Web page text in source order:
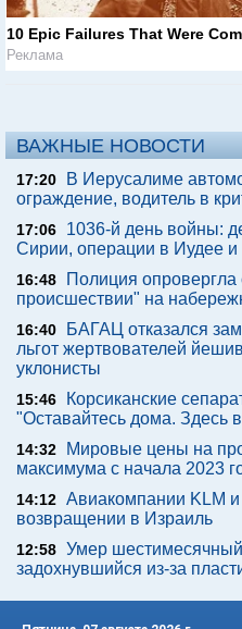
10 Epic Failures That Were
Реклама
ВАЖНЫЕ НОВОСТИ
17:20
В Иерусалиме
ограждение, водитель в
17:06
1036-й день войны:
Сирии, операции в Иудее
16:48
Полиция
происшествии" на
16:40
БАГАЦ отказался
льгот жертвователей
уклонисты
15:46
Корсиканские
"Оставайтесь дома. Здесь
14:32
Мировые цены на
максимума с начала 2023
14:12 Авиакомпании KLM
возвращении в Израиль
12:58 Умер
задохнувшийся из-за